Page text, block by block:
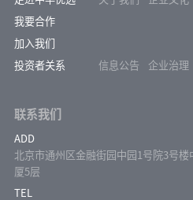
我要合作
加入我们
投资者关系
信息公告 企业治理
联系我们
ADD
北京市通州区金融街园中园1号院3号楼
厦5层
TEL